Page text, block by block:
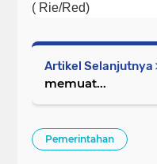
( Rie/Red)
Artikel Selanjutnya
memuat...
Pemerintahan